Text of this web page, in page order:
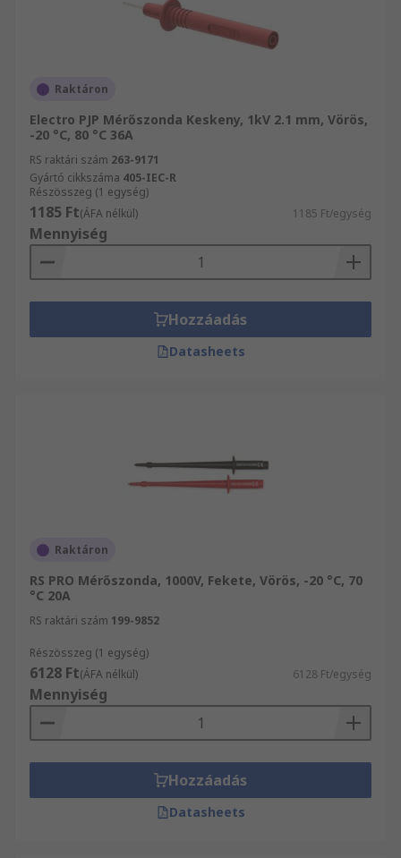
Raktáron
Electro PJP Mérőszonda Keskeny, 1kV 2.1 mm, Vörös,
-20 °C, 80 °C 36A
RS raktári szám 263-9171
Gyártó cikkszáma 405-IEC-R
Részösszeg (1 egység)
1185 Ft(ÁFA nélkül) 1185 Ft/egység
Mennyiség
Hozzáadás
Datasheets
Raktáron
RS PRO Mérőszonda, 1000V, Fekete, Vörös, -20 °C, 70
°C 20A
RS raktári szám 199-9852
Részösszeg (1 egység)
6128 Ft(ÁFA nélkül) 6128 Ft/egység
Mennyiség
Hozzáadás
Datasheets